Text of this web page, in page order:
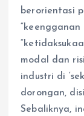
berorientasi
modal dan
industri di
dorongan,
Sebaliknya,